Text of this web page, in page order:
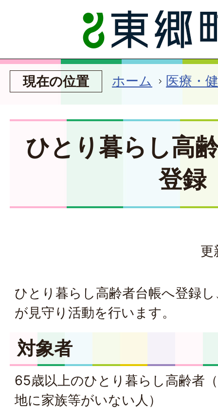
現在の位置 ホーム 医療・
ひとり暮らし高
登録
更
ひとり暮らし高齢者台帳へ登録
が見守り活動を行います。
対象者
65歳以上のひとり暮らし高齢者
地に家族等がいない人）